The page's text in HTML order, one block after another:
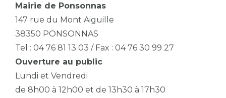
Mairie de Ponsonnas
147 rue du Mont Aiguille
38350 PONSONNAS
Tel : 04 76 81 13 03 / Fax : 04 76 30 99 27
Ouverture au public
Lundi et Vendredi
de 8h00 à 12h00 et de 13h30 à 17h30